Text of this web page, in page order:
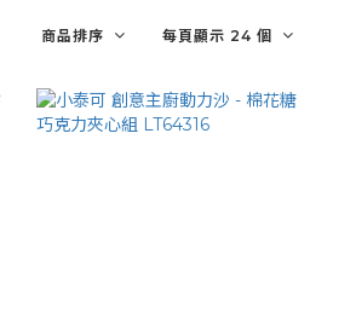
商品排序 每頁顯示 24 個